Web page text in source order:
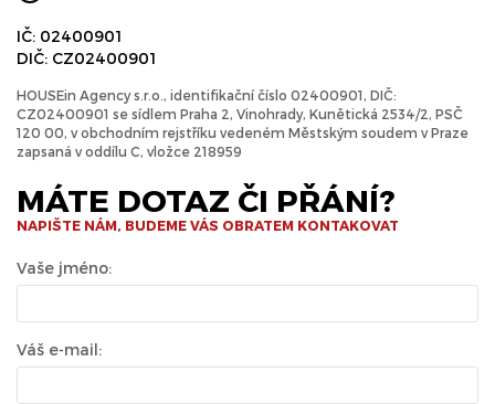
IČ: 02400901
DIČ: CZ02400901
HOUSEin Agency s.r.o., identifikační číslo 02400901, DIČ:
CZ02400901 se sídlem Praha 2, Vinohrady, Kunětická 2534/2, PSČ
120 00, v obchodním rejstříku vedeném Městským soudem v Praze
zapsaná v oddílu C, vložce 218959
MÁTE DOTAZ ČI PŘÁNÍ?
NAPIŠTE NÁM, BUDEME VÁS OBRATEM KONTAKOVAT
Vaše jméno:
Váš e-mail: